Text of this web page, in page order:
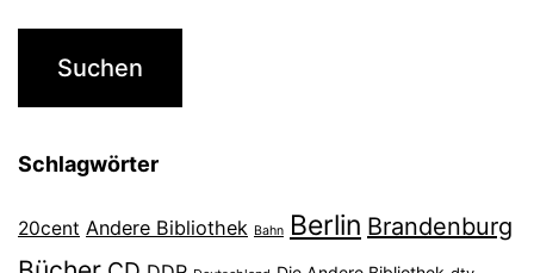
Schlagwörter
20cent Andere Bibliothek Bahn Berlin Brandenburg